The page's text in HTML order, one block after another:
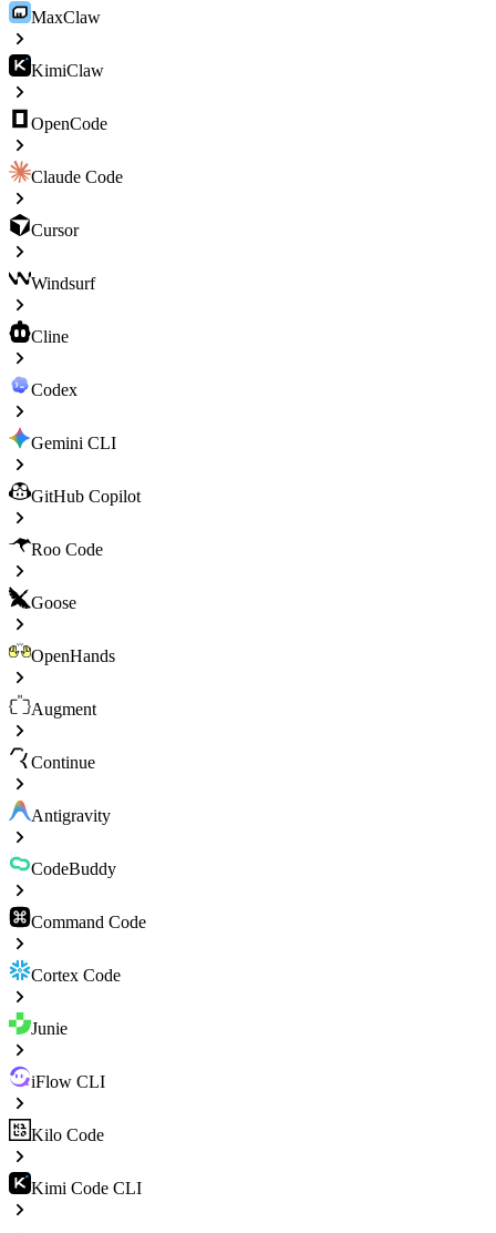
MaxClaw
KimiClaw
OpenCode
Claude Code
Cursor
Windsurf
Cline
Codex
Gemini CLI
GitHub Copilot
Roo Code
Goose
OpenHands
Augment
Continue
Antigravity
CodeBuddy
Command Code
Cortex Code
Junie
iFlow CLI
Kilo Code
Kimi Code CLI